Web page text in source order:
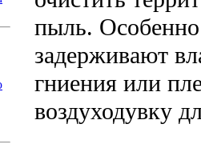
пыль.
задерживают
гниения или
воздуходувку